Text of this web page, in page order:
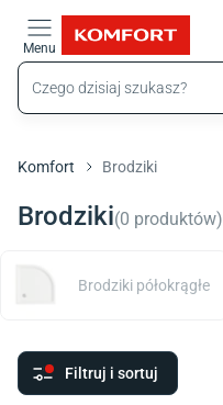
Menu
Komfort Brodziki
Brodziki(0 produktów)
Brodziki półokrągłe
Filtruj i sortuj